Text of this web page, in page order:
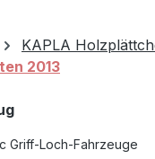
KAPLA
2013
Griff-Loch-Fahrzeuge